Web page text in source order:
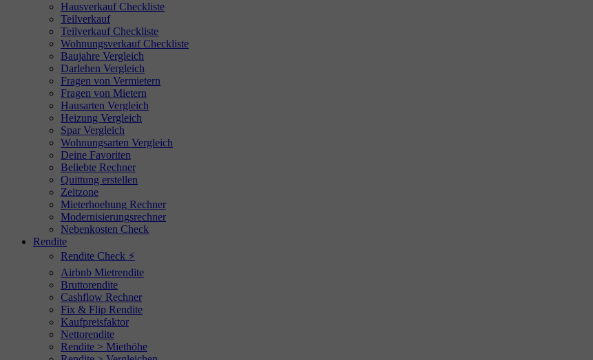
Hausverkauf Checkliste
Teilverkauf
Teilverkauf Checkliste
Wohnungsverkauf Checkliste
Baujahre Vergleich
Darlehen Vergleich
Fragen von Vermietern
Fragen von Mietern
Hausarten Vergleich
Heizung Vergleich
Spar Vergleich
Wohnungsarten Vergleich
Deine Favoriten
Beliebte Rechner
Quittung erstellen
Zeitzone
Mieterhoehung Rechner
Modernisierungsrechner
Nebenkosten Check
Rendite
Rendite Check ⚡
Airbnb Mietrendite
Bruttorendite
Cashflow Rechner
Fix & Flip Rendite
Kaufpreisfaktor
Nettorendite
Rendite > Miethöhe